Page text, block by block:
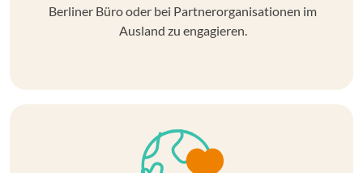
Berliner Büro oder bei Partnerorganisationen im
Ausland zu engagieren.